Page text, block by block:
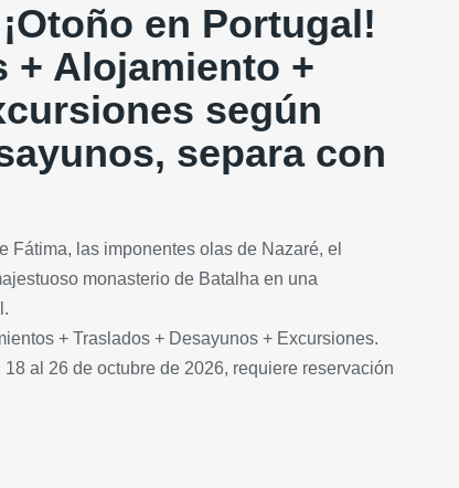
en Portugal!
+ Alojamiento +
según
separa con
Fátima, las imponentes olas de Nazaré, el
monasterio de Batalha en una
+ Traslados + Desayunos + Excursiones.
al 26 de octubre de 2026, requiere reservación